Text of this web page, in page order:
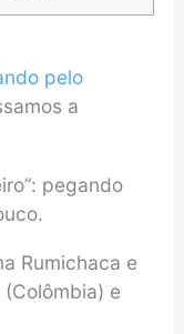
pelo
a
pegando
Rumichaca e
e